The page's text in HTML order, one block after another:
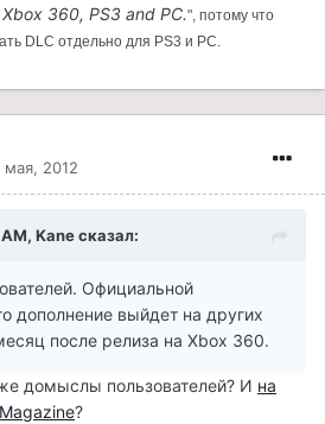
360, PS3 and PC.", потому что
DLC отдельно для PS3 и PC.
мая, 2012
Kane сказал:
Официальной
дополнение выйдет на других
после релиза на Xbox 360.
домыслы пользователей? И на
?